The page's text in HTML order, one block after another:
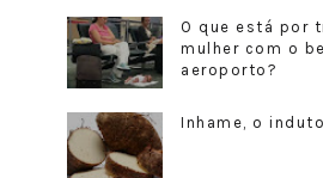
O que está por
mulher com o
aeroporto?
Inhame, o